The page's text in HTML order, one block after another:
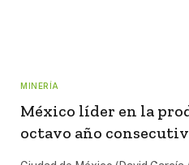
MINERÍA
México líder en la
octavo año